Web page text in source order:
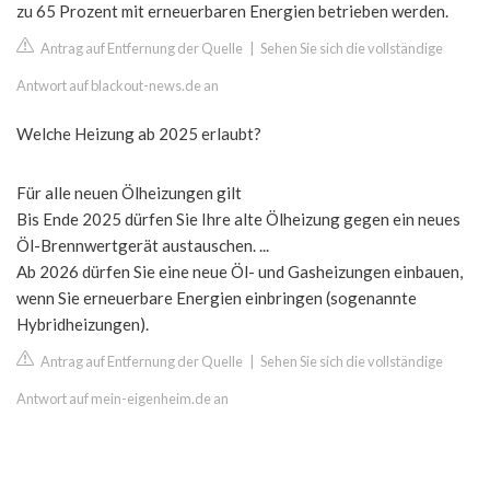
zu 65 Prozent mit erneuerbaren Energien betrieben werden.
Antrag auf Entfernung der Quelle Sehen Sie sich die vollständige
Antwort auf blackout-news.de an
Welche Heizung ab 2025 erlaubt?
Für alle neuen Ölheizungen gilt
Bis Ende 2025 dürfen Sie Ihre alte Ölheizung gegen ein neues
Öl-Brennwertgerät austauschen. ...
Ab 2026 dürfen Sie eine neue Öl- und Gasheizungen einbauen,
wenn Sie erneuerbare Energien einbringen (sogenannte
Hybridheizungen).
Antrag auf Entfernung der Quelle Sehen Sie sich die vollständige
Antwort auf mein-eigenheim.de an